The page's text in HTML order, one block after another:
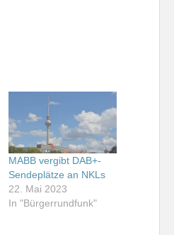
MABB vergibt DAB+-
Sendeplätze an NKLs
22. Mai 2023
In "Bürgerrundfunk"